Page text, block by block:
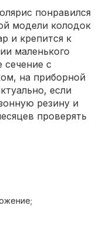
понравился
модели колодок
и крепится к
маленького
с
на приборной
если
резину и
проверять